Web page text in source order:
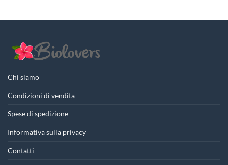
Chi siamo
Condizioni di vendita
Spese di spedizione
Informativa sulla privacy
Contatti